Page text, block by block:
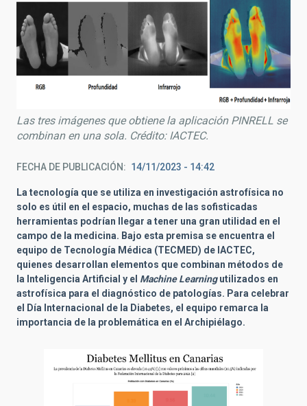
Las tres imágenes que obtiene la aplicación PINRELL se
combinan en una sola. Crédito: IACTEC.
FECHA DE PUBLICACIÓN 14/11/2023 - 14:42
La tecnología que se utiliza en investigación astrofísica no
solo es útil en el espacio, muchas de las sofisticadas
herramientas podrían llegar a tener una gran utilidad en el
campo de la medicina. Bajo esta premisa se encuentra el
equipo de Tecnología Médica (TECMED) de IACTEC,
quienes desarrollan elementos que combinan métodos de
la Inteligencia Artificial y el Machine Learningutilizados en
astrofísica para el diagnóstico de patologías. Para celebrar
el Día Internacional de la Diabetes, el equipo remarca la
importancia de la problemática en el Archipiélago.